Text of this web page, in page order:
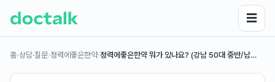
☰
홈›상담·질문›정력에좋은한약›정력에좋은한약 뭐가 있나요? (강남 50대 중반/남…